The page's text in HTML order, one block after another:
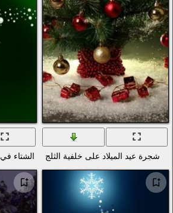
الشتاء في عيد الميلاد عيد ميلاد سعيد يضيء